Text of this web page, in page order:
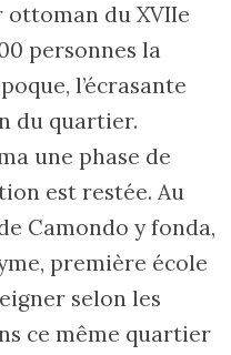
du XVIIe
personnes la
l’écrasante
du quartier.
une phase de
est restée. Au
Camondo y fonda,
première école
selon les
ce même quartier